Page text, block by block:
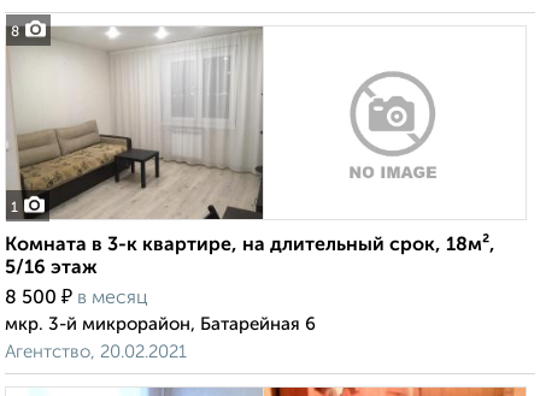
8
1
Комната в 3-к квартире, на длительный срок, 18м²,
5/16 этаж
8 500 ₽ в месяц
мкр. 3-й микрорайон, Батарейная 6
Агентство, 20.02.2021